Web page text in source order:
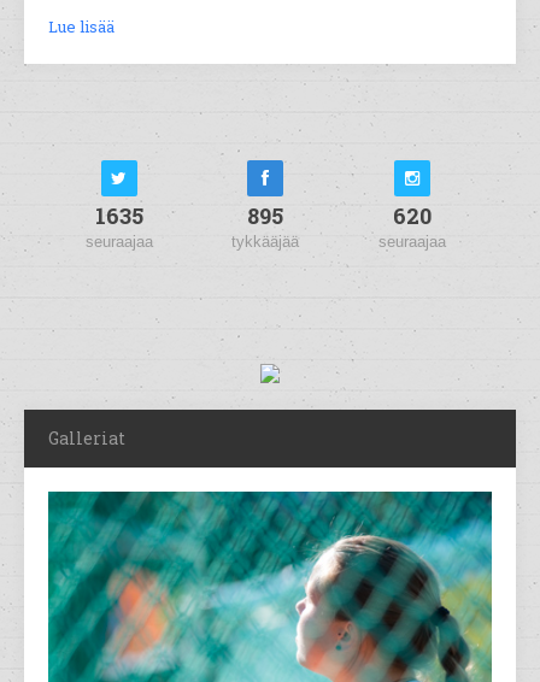
Lue lisää
1635
seuraajaa
895
tykkääjää
620
seuraajaa
Galleriat